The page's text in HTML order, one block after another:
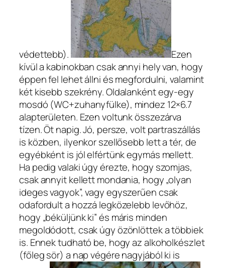
védettebb).
Ezen
kívül a kabinokban csak annyi hely van, hogy
éppen fel lehet állni és megfordulni, valamint
két kisebb szekrény. Oldalanként egy-egy
mosdó (WC+zuhanyfülke), mindez 12×6.7
alapterületen. Ezen voltunk összezárva
tízen. Öt napig. Jó, persze, volt partraszállás
is közben, ilyenkor szellősebb lett a tér, de
egyébként is jól elfértünk egymás mellett.
Ha pedig valaki úgy érezte, hogy szomjas,
csak annyit kellett mondania, hogy „olyan
ideges vagyok”, vagy egyszerűen csak
odafordult a hozzá legközelebb levőhöz,
hogy „béküljünk ki” és máris minden
megoldódott, csak úgy özönlöttek a többiek
is. Ennek tudható be, hogy az alkoholkészlet
(főleg sör) a nap végére nagyjából ki is